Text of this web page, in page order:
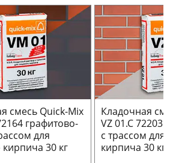
смесь Quick-Mix
графитово-
для
30 кг
Кладочная
VZ 01.C 72203
с трассом для
кирпича 30 кг